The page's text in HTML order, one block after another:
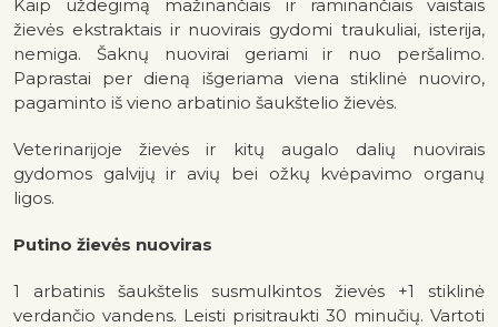
Kaip uždegimą mažinančiais ir raminančiais vaistais
žievės ekstraktais ir nuovirais gydomi traukuliai, isterija,
nemiga. Šaknų nuovirai geriami ir nuo peršalimo.
Paprastai per dieną išgeriama viena stiklinė nuoviro,
pagaminto iš vieno arbatinio šaukštelio žievės.
Veterinarijoje žievės ir kitų augalo dalių nuovirais
gydomos galvijų ir avių bei ožkų kvėpavimo organų
ligos.
Putino žievės nuoviras
1 arbatinis šaukštelis susmulkintos žievės +1 stiklinė
verdančio vandens. Leisti prisitraukti 30 minučių. Vartoti